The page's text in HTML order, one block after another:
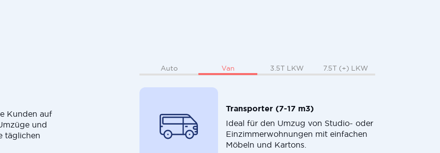
Kunden auf
und
täglichen
Auto Van 3.5T LKW 7.5T (+) LKW
Transporter (7-17 m3)
Ideal für den Umzug von Studio- oder
Einzimmerwohnungen mit einfachen
Möbeln und Kartons.